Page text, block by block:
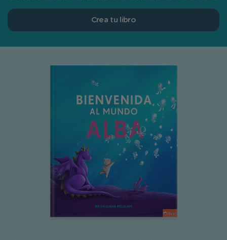
Crea tu libro